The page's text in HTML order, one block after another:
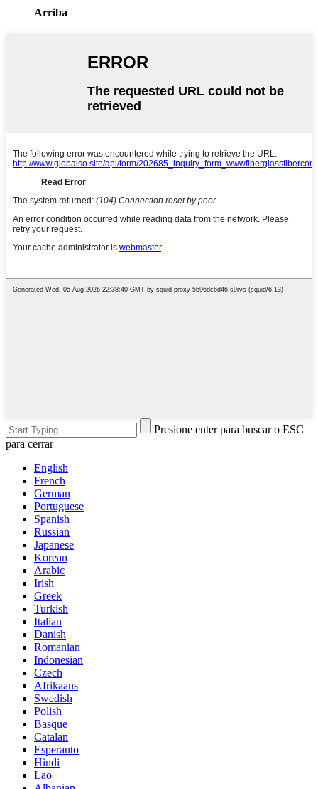
Arriba
Presione enter para buscar o ESC
para cerrar
English
French
German
Portuguese
Spanish
Russian
Japanese
Korean
Arabic
Irish
Greek
Turkish
Italian
Danish
Romanian
Indonesian
Czech
Afrikaans
Swedish
Polish
Basque
Catalan
Esperanto
Hindi
Lao